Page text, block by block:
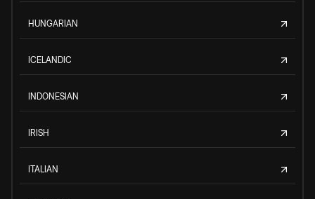
HUNGARIAN
ICELANDIC
INDONESIAN
IRISH
ITALIAN